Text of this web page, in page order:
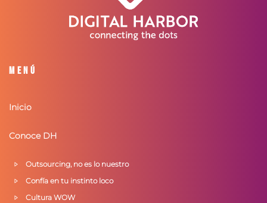
Menú
Inicio
Conoce DH
Outsourcing, no es lo nuestro
Confía en tu instinto loco
Cultura WOW